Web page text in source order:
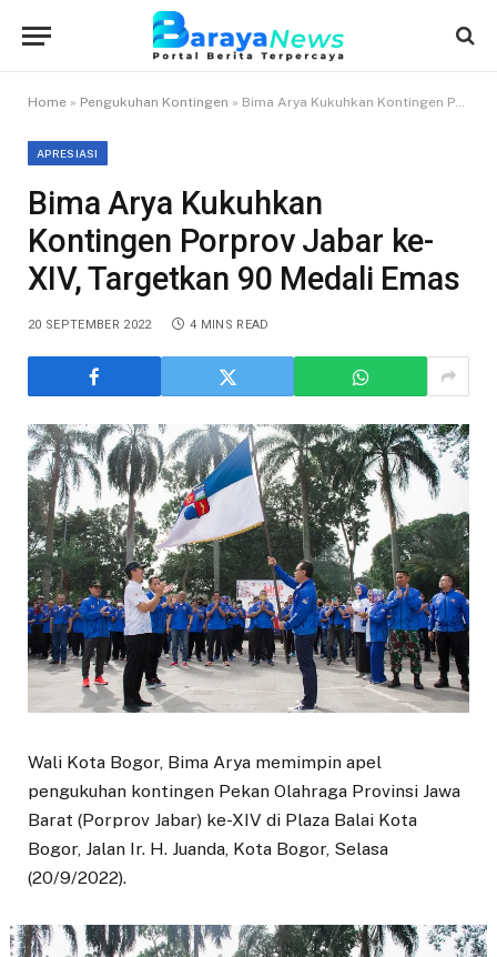
Home » Pengukuhan Kontingen » Bima Arya Kukuhkan Kontingen Porprov Jabar ke-XIV, Targetkan 90 Medali Emas
APRESIASI
Bima Arya Kukuhkan
Kontingen Porprov Jabar ke-
XIV, Targetkan 90 Medali Emas
20 SEPTEMBER 2022 4 MINS READ
Wali Kota Bogor, Bima Arya memimpin apel
pengukuhan kontingen Pekan Olahraga Provinsi Jawa
Barat (Porprov Jabar) ke-XIV di Plaza Balai Kota
Bogor, Jalan Ir. H. Juanda, Kota Bogor, Selasa
(20/9/2022).